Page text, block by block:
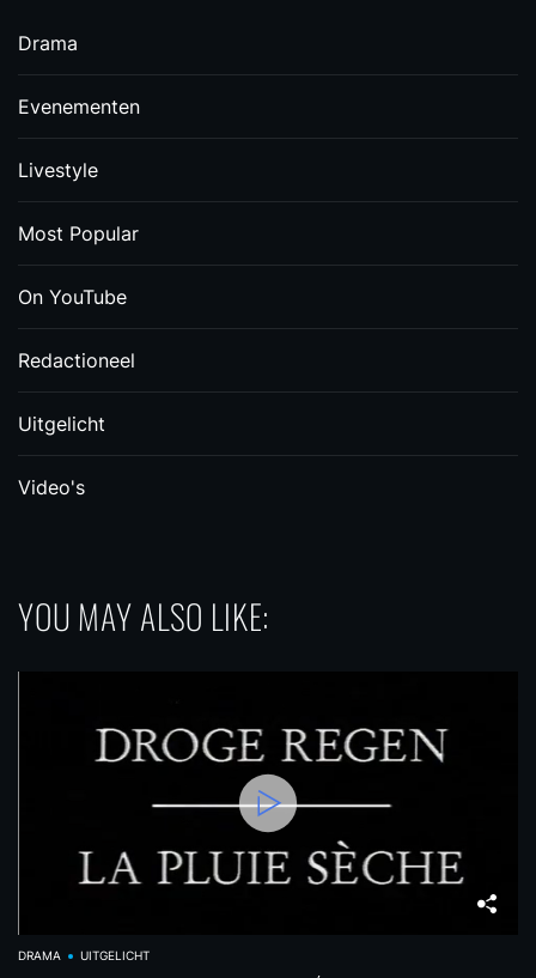
Drama
Evenementen
Livestyle
Most Popular
On YouTube
Redactioneel
Uitgelicht
Video's
YOU MAY ALSO LIKE:
DRAMA UITGELICHT